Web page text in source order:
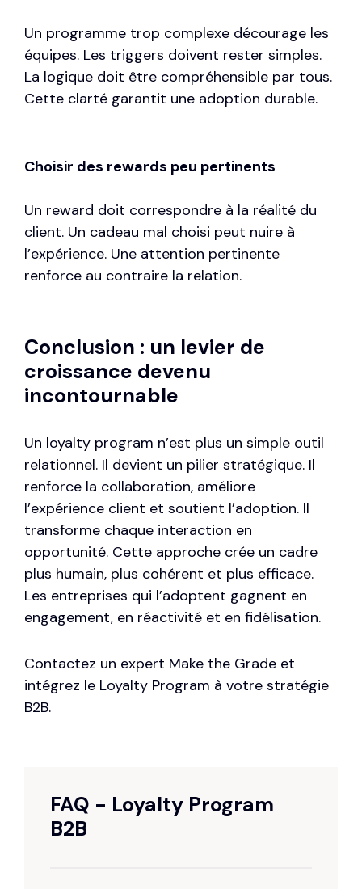
Un programme trop complexe décourage les
équipes. Les triggers doivent rester simples.
La logique doit être compréhensible par tous.
Cette clarté garantit une adoption durable.
Choisir des rewards peu pertinents
Un reward doit correspondre à la réalité du
client. Un cadeau mal choisi peut nuire à
l’expérience. Une attention pertinente
renforce au contraire la relation.
Conclusion : un levier de
croissance devenu
incontournable
Un loyalty program n’est plus un simple outil
relationnel. Il devient un pilier stratégique. Il
renforce la collaboration, améliore
l’expérience client et soutient l’adoption. Il
transforme chaque interaction en
opportunité. Cette approche crée un cadre
plus humain, plus cohérent et plus efficace.
Les entreprises qui l’adoptent gagnent en
engagement, en réactivité et en fidélisation.
Contactez un expert Make the Grade et
intégrez le Loyalty Program à votre stratégie
B2B.
FAQ - Loyalty Program
B2B